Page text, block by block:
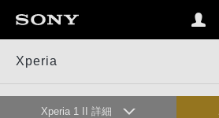
Xperia
Xperia 1 II 詳細